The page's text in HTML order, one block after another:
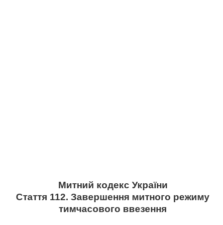
Митний кодекс України
Стаття 112. Завершення митного режиму
тимчасового ввезення